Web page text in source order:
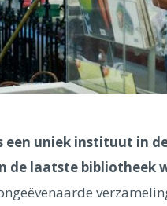
een uniek instituut in
de laatste bibliotheek